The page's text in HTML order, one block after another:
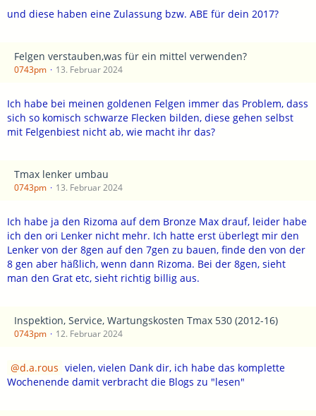
und diese haben eine Zulassung bzw. ABE für dein 2017?
Felgen verstauben,was für ein mittel verwenden?
0743pm 13. Februar 2024
Ich habe bei meinen goldenen Felgen immer das Problem, dass
sich so komisch schwarze Flecken bilden, diese gehen selbst
mit Felgenbiest nicht ab, wie macht ihr das?
Tmax lenker umbau
0743pm 13. Februar 2024
Ich habe ja den Rizoma auf dem Bronze Max drauf, leider habe
ich den ori Lenker nicht mehr. Ich hatte erst überlegt mir den
Lenker von der 8gen auf den 7gen zu bauen, finde den von der
8 gen aber häßlich, wenn dann Rizoma. Bei der 8gen, sieht
man den Grat etc, sieht richtig billig aus.
Inspektion, Service, Wartungskosten Tmax 530 (2012-16)
0743pm 12. Februar 2024
d.a.rous vielen, vielen Dank dir, ich habe das komplette
Wochenende damit verbracht die Blogs zu "lesen"